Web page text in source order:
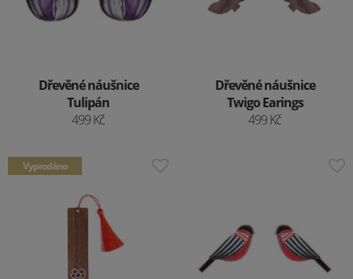
Dřevěné náušnice
Tulipán
499 Kč
Dřevěné náušnice
Twigo Earings
499 Kč
Vyprodáno